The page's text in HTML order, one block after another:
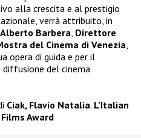
alla crescita e al prestigio
verrà attribuito, in
Barbera, Direttore
del Cinema di Venezia,
opera di guida e per il
del cinema
Ciak, Flavio Natalia. L’Italian
Award